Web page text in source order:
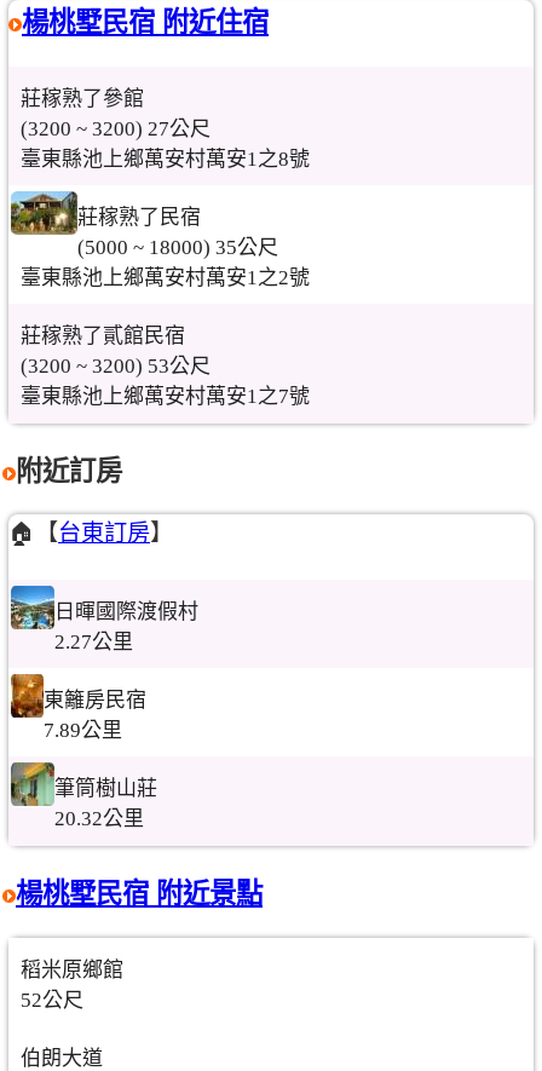
楊桃墅民宿 附近住宿
莊稼熟了參館
(3200 ~ 3200) 27公尺
臺東縣池上鄉萬安村萬安1之8號
莊稼熟了民宿
(5000 ~ 18000) 35公尺
臺東縣池上鄉萬安村萬安1之2號
莊稼熟了貳館民宿
(3200 ~ 3200) 53公尺
臺東縣池上鄉萬安村萬安1之7號
附近訂房
🏠【台東訂房】
日暉國際渡假村
2.27公里
東籬房民宿
7.89公里
筆筒樹山莊
20.32公里
楊桃墅民宿 附近景點
稻米原鄉館
52公尺
伯朗大道